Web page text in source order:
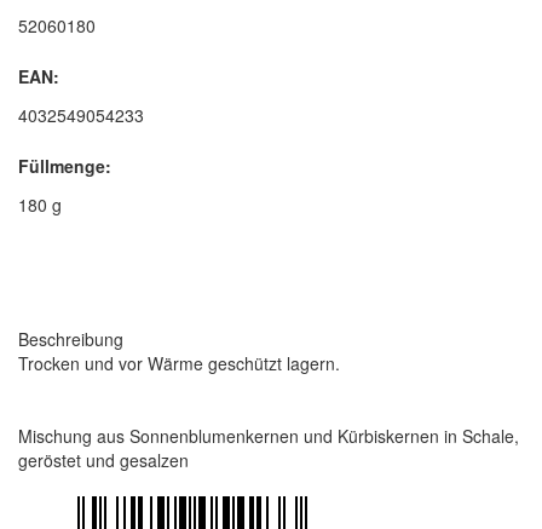
52060180
EAN:
4032549054233
Füllmenge:
180 g
Beschreibung
Trocken und vor Wärme geschützt lagern.
Mischung aus Sonnenblumenkernen und Kürbiskernen in Schale,
geröstet und gesalzen